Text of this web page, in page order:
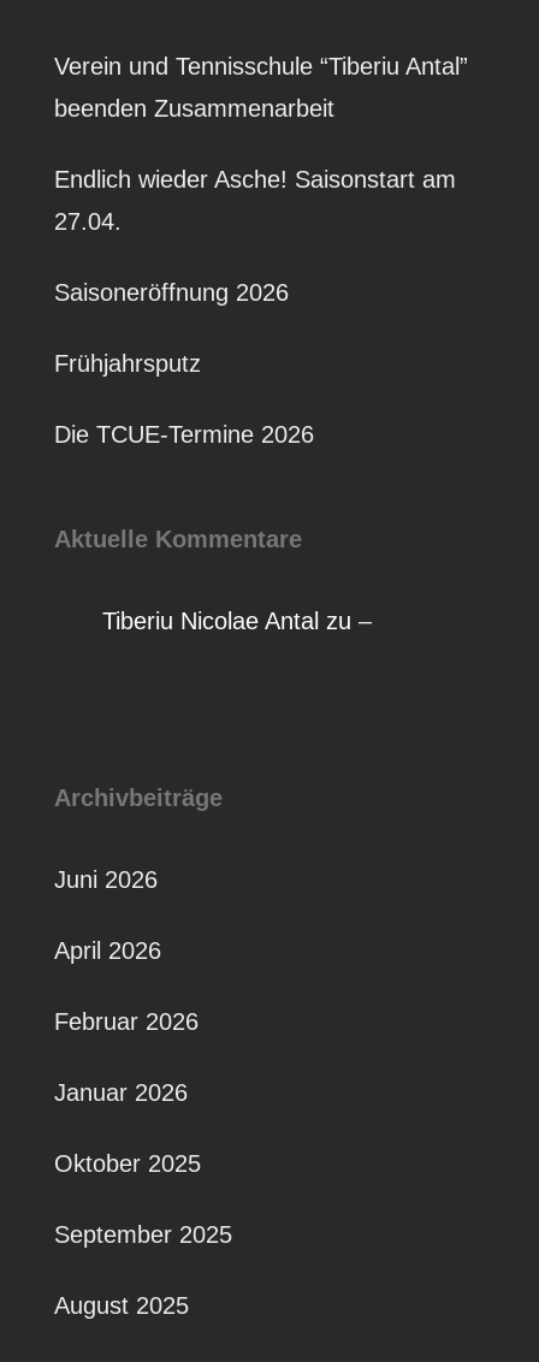
Verein und Tennisschule “Tiberiu Antal”
beenden Zusammenarbeit
Endlich wieder Asche! Saisonstart am
27.04.
Saisoneröffnung 2026
Frühjahrsputz
Die TCUE-Termine 2026
Aktuelle Kommentare
Tiberiu Nicolae Antal zu –
Archivbeiträge
Juni 2026
April 2026
Februar 2026
Januar 2026
Oktober 2025
September 2025
August 2025